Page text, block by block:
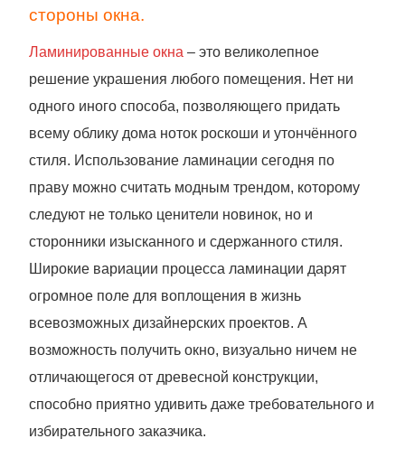
стороны окна.
Ламинированные окна – это великолепное
решение украшения любого помещения. Нет ни
одного иного способа, позволяющего придать
всему облику дома ноток роскоши и утончённого
стиля. Использование ламинации сегодня по
праву можно считать модным трендом, которому
следуют не только ценители новинок, но и
сторонники изысканного и сдержанного стиля.
Широкие вариации процесса ламинации дарят
огромное поле для воплощения в жизнь
всевозможных дизайнерских проектов. А
возможность получить окно, визуально ничем не
отличающегося от древесной конструкции,
способно приятно удивить даже требовательного и
избирательного заказчика.